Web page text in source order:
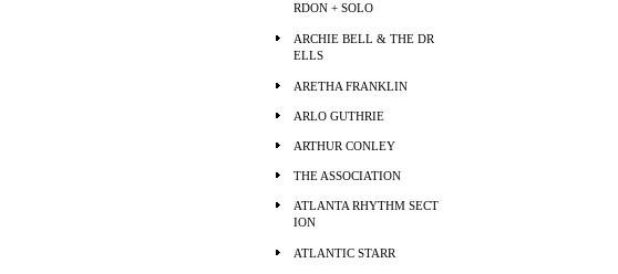
RDON + SOLO
ARCHIE BELL & THE DR
ELLS
ARETHA FRANKLIN
ARLO GUTHRIE
ARTHUR CONLEY
THE ASSOCIATION
ATLANTA RHYTHM SECT
ION
ATLANTIC STARR